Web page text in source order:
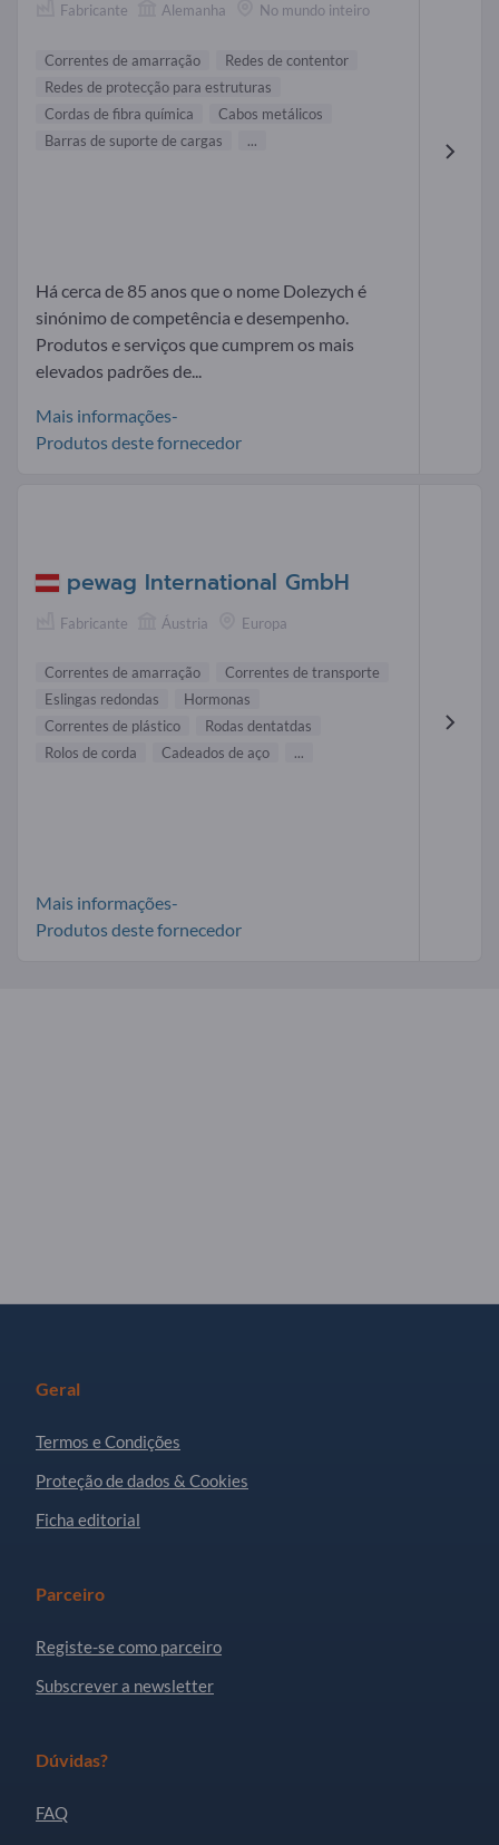
Fabricante Alemanha No mundo inteiro
Correntes de amarração
Redes de contentor
Redes de protecção para estruturas
Cordas de fibra química
Cabos metálicos
Barras de suporte de cargas
...
Há cerca de 85 anos que o nome Dolezych é
sinónimo de competência e desempenho.
Produtos e serviços que cumprem os mais
elevados padrões de...
Mais informações-
Produtos deste fornecedor
pewag International GmbH
Fabricante Áustria Europa
Correntes de amarração
Correntes de transporte
Eslingas redondas
Hormonas
Correntes de plástico
Rodas dentatdas
Rolos de corda
Cadeados de aço ...
Mais informações-
Produtos deste fornecedor
Geral
Termos e Condições
Proteção de dados & Cookies
Ficha editorial
Parceiro
Registe-se como parceiro
Subscrever a newsletter
Dúvidas?
FAQ